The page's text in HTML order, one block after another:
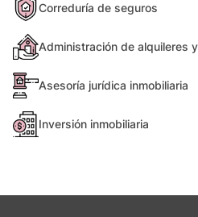
Correduría de seguros
Administración de alquileres
Asesoría jurídica inmobiliaria
Inversión inmobiliaria